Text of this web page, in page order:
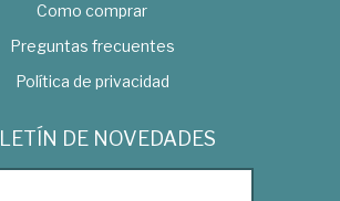
Como comprar
Preguntas frecuentes
Política de privacidad
DE NOVEDADES